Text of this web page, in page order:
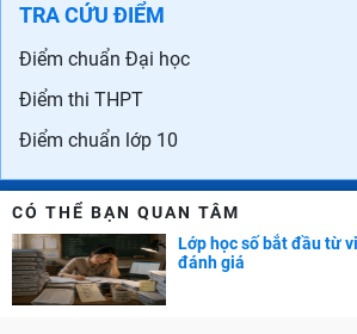
TRA CỨU ĐIỂM
Điểm chuẩn Đại học
Điểm thi THPT
Điểm chuẩn lớp 10
Liên hệ quảng cáo: 0829.689.869
CÓ THỂ BẠN QUAN TÂM
Lớp học số bắt đầu từ
đánh giá